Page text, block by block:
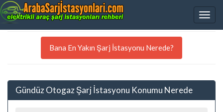
Bana En Yakın Şarj İstasyonu Nerede?
Gündüz Otogaz Şarj İstasyonu Konumu Nerede